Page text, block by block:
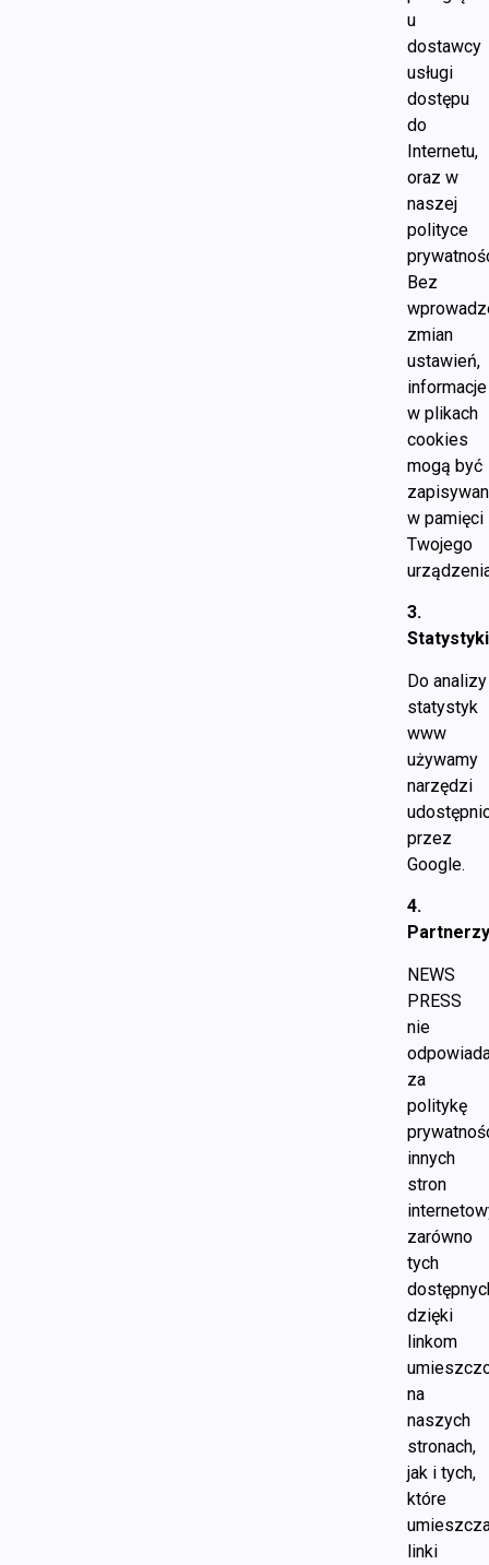
u
dostawcy
usługi
dostępu
do
Internetu,
oraz w
naszej
polityce
Bez
zmian
ustawień,
informacje
w plikach
cookies
mogą być
w pamięci
Twojego
3.
Statystyki
Do analizy
statystyk
www
używamy
narzędzi
przez
Google.
4.
NEWS
PRESS
nie
za
politykę
innych
stron
zarówno
tych
dzięki
linkom
na
naszych
stronach,
jak i tych,
które
linki